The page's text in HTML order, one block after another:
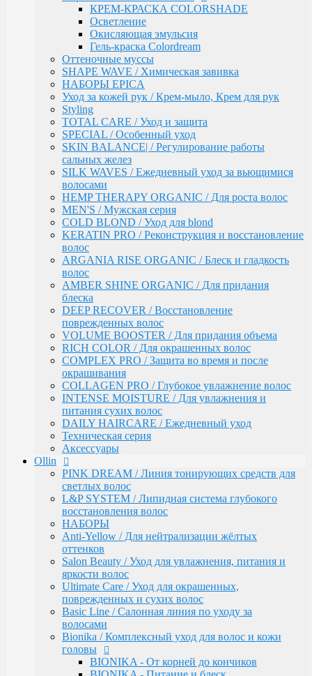
волос
ARGANIA RISE ORGANIC / Блеск и гладкость
волос
AMBER SHINE ORGANIC / Для придания блеска
DEEP RECOVER / Восстановление поврежденных
волос
VOLUME BOOSTER / Для придания объема
RICH COLOR / Для окрашенных волос
COMPLEX PRO / Защита во время и после
окрашивания
COLLAGEN PRO / Глубокое увлажнение волос
INTENSE MOISTURE / Для увлажнения и
питания сухих волос
DAILY HAIRCARE / Ежедневный уход
Техническая серия
Аксессуары
Ollin
PINK DREAM / Линия тонирующих средств для
светлых волос
L&P SYSTEM / Липидная система глубокого
восстановления волос
НАБОРЫ
Anti-Yellow / Для нейтрализации жёлтых оттенков
Salon Beauty / Уход для увлажнения, питания и
яркости волос
Ultimate Care / Уход для окрашенных,
поврежденных и сухих волос
Basic Line / Салонная линия по уходу за волосами
Bionika / Комплексный уход для волос и кожи
головы
BIONIKA - От корней до кончиков
BIONIKA - Питание и блеск
BIONIKA - Плотность волос
BIONIKA - Против выпадения волос
BIONIKA - Реконструктор
BIONIKA - Экстра увлажнение
BIONIKA - Яркость цвета
Care / Уход за волосами
COCKTAIL BAR / Уходу за волосами
CURL & SMOOTH HAIR / Уходу за гладкими и
вьющимися волосами
CURL HAIR / Химическая Завивка
FULL FORCE / Здоровье волос
FULL FORCE - Экстракт кокоса /
Восстановления волос
FULL FORCE / Экстракт пурпурного
женьшеня
FULL FORCE - Экстракт алоэ / Против
перхоти
FULL FORCE / Экстракт бамбука
INTENSE PROFI COLOR / Поддержание яркости
цвета и уход за окрашенными волосами
KERATINE ROYAL TREATMENT / Кератиновое
восстановление
КРЕМ-КРАСКА COLORSHADE
Осветление
Окисляющая эмульсия
Гель-краска Colordream
Оттеночные муссы
SHAPE WAVE / Химическая завивка
НАБОРЫ EPICA
Уход за кожей рук / Крем-мыло, Крем для рук
Styling
TOTAL CARE / Уход и защита
SPECIAL / Особенный уход
SKIN BALANCE| / Регулирование работы
сальных желез
SILK WAVES / Ежедневный уход за вьющимися
волосами
HEMP THERAPY ORGANIC / Для роста волос
MEN'S / Мужская серия
COLD BLOND / Уход для blond
KERATIN PRO / Реконструкция и восстановление
волос
ARGANIA RISE ORGANIC / Блеск и гладкость
волос
AMBER SHINE ORGANIC / Для придания
блеска
DEEP RECOVER / Восстановление
поврежденных волос
VOLUME BOOSTER / Для придания объема
RICH COLOR / Для окрашенных волос
COMPLEX PRO / Защита во время и после
окрашивания
COLLAGEN PRO / Глубокое увлажнение волос
INTENSE MOISTURE / Для увлажнения и
питания сухих волос
DAILY HAIRCARE / Ежедневный уход
Техническая серия
Аксессуары
Ollin
PINK DREAM / Линия тонирующих средств для
светлых волос
L&P SYSTEM / Липидная система глубокого
восстановления волос
НАБОРЫ
Anti-Yellow / Для нейтрализации жёлтых
оттенков
Salon Beauty / Уход для увлажнения, питания и
яркости волос
Ultimate Care / Уход для окрашенных,
поврежденных и сухих волос
Basic Line / Салонная линия по уходу за
волосами
Bionika / Комплексный уход для волос и кожи
головы
BIONIKA - От корней до кончиков